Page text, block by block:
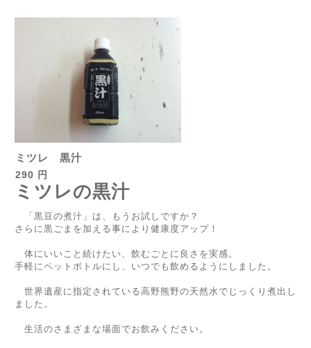
ミツレ 黒汁
290 円
ミツレの黒汁
「黒豆の煮汁」は、もうお試しですか？
さらに黒ごまを加える事により健康度アップ！
体にいいこと続けたい、飲むごとに良さを実感。
手軽にペットボトルにし、いつでも飲めるようにしました。
世界遺産に指定されている高野熊野の天然水でじっくり煮出し
ました。
生活のさまざまな場面でお飲みください。